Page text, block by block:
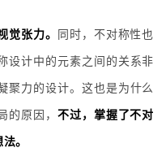
觉张力。 同时，不对称性也
设计中的元素之间的关系非
聚力的设计。这也是为什么
的原因， 不过，掌握了不对
。